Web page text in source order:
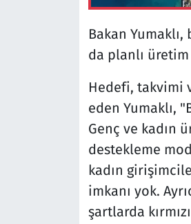
Bakan
da planlı
Hedefi, takvimi
eden Yumaklı,
Genç ve kadın
destekleme
kadın
imkanı yok.
şartlarda